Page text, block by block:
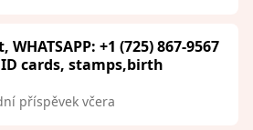
+1 (725) 867-9567
cards, stamps,birth
příspěvek včera